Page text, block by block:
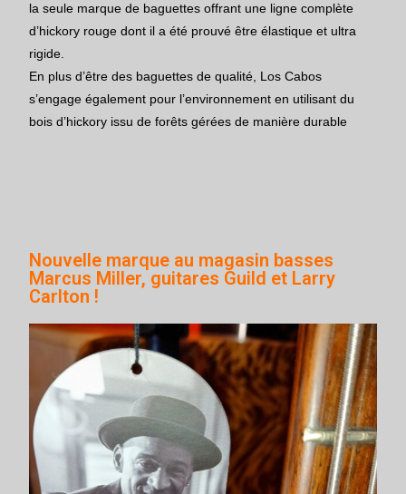
la seule marque de baguettes offrant une ligne complète
d’hickory rouge dont il a été prouvé être élastique et ultra
rigide.
En plus d’être des baguettes de qualité, Los Cabos
s’engage également pour l’environnement en utilisant du
bois d’hickory issu de forêts gérées de manière durable
Nouvelle marque au magasin basses
Marcus Miller, guitares Guild et Larry
Carlton !